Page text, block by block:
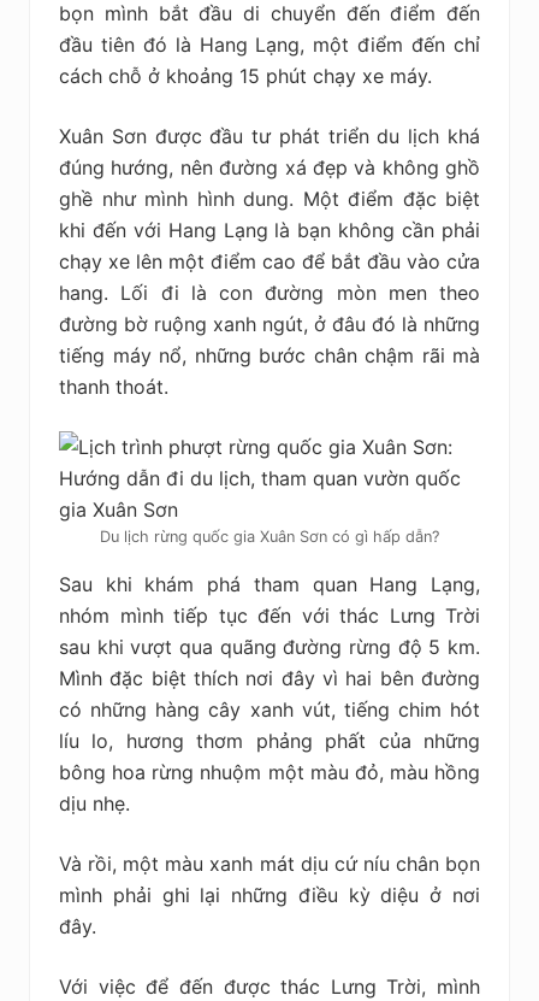
bọn mình bắt đầu di chuyển đến điểm đến
đầu tiên đó là Hang Lạng, một điểm đến chỉ
cách chỗ ở khoảng 15 phút chạy xe máy.
Xuân Sơn được đầu tư phát triển du lịch khá
đúng hướng, nên đường xá đẹp và không ghồ
ghề như mình hình dung. Một điểm đặc biệt
khi đến với Hang Lạng là bạn không cần phải
chạy xe lên một điểm cao để bắt đầu vào cửa
hang. Lối đi là con đường mòn men theo
đường bờ ruộng xanh ngút, ở đâu đó là những
tiếng máy nổ, những bước chân chậm rãi mà
thanh thoát.
Du lịch rừng quốc gia Xuân Sơn có gì hấp dẫn?
Sau khi khám phá tham quan Hang Lạng,
nhóm mình tiếp tục đến với thác Lưng Trời
sau khi vượt qua quãng đường rừng độ 5 km.
Mình đặc biệt thích nơi đây vì hai bên đường
có những hàng cây xanh vút, tiếng chim hót
líu lo, hương thơm phảng phất của những
bông hoa rừng nhuộm một màu đỏ, màu hồng
dịu nhẹ.
Và rồi, một màu xanh mát dịu cứ níu chân bọn
mình phải ghi lại những điều kỳ diệu ở nơi
đây.
Với việc để đến được thác Lưng Trời, mình